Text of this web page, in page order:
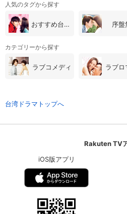
人気のタグから探す
おすすめ台湾・中国ドラマ 序盤
カテゴリーから探す
ラブコメディ ラブロ
台湾ドラマトップへ
Rakuten TV
iOS版アプリ